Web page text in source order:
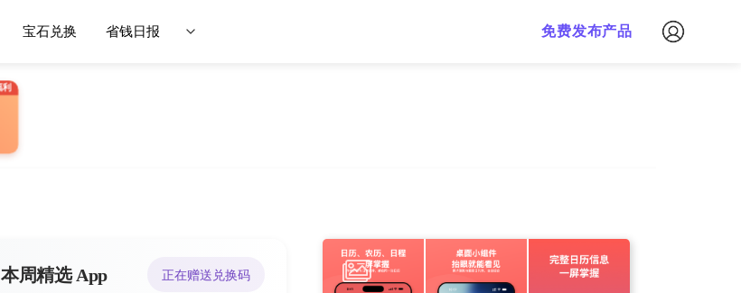
免费下载
宝石兑换 省钱日报 免费发布产品
本周精选 App 正在赠送兑换码